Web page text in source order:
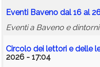
Eventi Baveno dal 16 al
Eventi a Baveno e
Circolo dei lettori e delle
2026 - 17:04